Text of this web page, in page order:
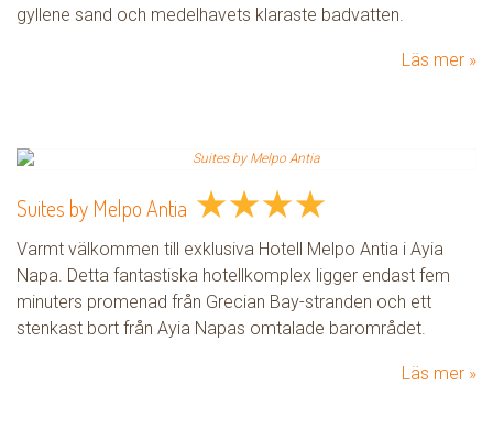
gyllene sand och medelhavets klaraste badvatten.
Läs mer
Suites by Melpo Antia ★★★★
Varmt välkommen till exklusiva Hotell Melpo Antia i Ayia
Napa. Detta fantastiska hotellkomplex ligger endast fem
minuters promenad från Grecian Bay-stranden och ett
stenkast bort från Ayia Napas omtalade barområdet.
Läs mer